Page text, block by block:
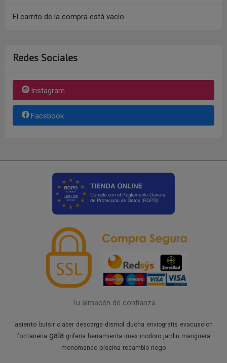
El carrito de la compra está vacío
Redes Sociales
Instagram
Facebook
Tu almacén de confianza
asiento butsir claber descarga dismol ducha enviogratis evacuacion
fontaneria gala griferia herramienta imex inodoro jardin manguera
monomando piscina recambio riego